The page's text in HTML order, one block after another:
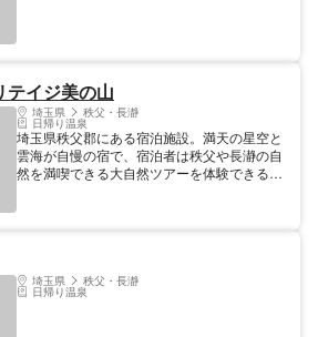
テイジ美の山
埼玉県 秩父・長瀞
日帰り温泉
埼玉県秩父郡にある宿泊施設。満天の星空と
雲海が自慢の宿で、宿泊者は秩父や長瀞の自
然を満喫できる大自然ツアーを体験できる。
泉もあり、ゆったりくつろぐこともできる。
埼玉県 秩父・長瀞
日帰り温泉